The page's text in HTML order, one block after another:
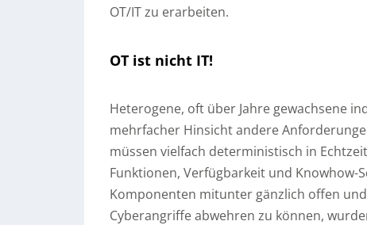
OT/IT zu erarbeiten.
OT ist nicht IT!
Heterogene, oft über Jahre gewachsene
mehrfacher Hinsicht andere
müssen vielfach deterministisch in
Funktionen, Verfügbarkeit und Knowhow-
Komponenten mitunter gänzlich offen
Cyberangriffe abwehren zu können,